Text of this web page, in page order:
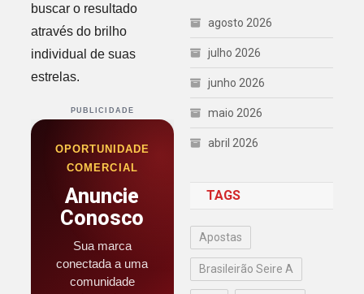
buscar o resultado
através do brilho
individual de suas
estrelas.
PUBLICIDADE
OPORTUNIDADE
COMERCIAL
Anuncie
Conosco
Sua marca
conectada a uma
comunidade
agosto 2026
julho 2026
junho 2026
maio 2026
abril 2026
TAGS
Apostas
Brasileirão Seire A